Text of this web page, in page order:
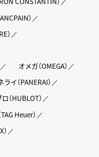
）
）
オメガ（OMEGA）
ライ（PANERAI）
（HUBLOT）
Heuer）